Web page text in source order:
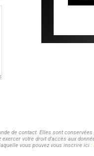
de contact. Elles sont
votre droit d'accès aux
vous pouvez vous inscrire ici :